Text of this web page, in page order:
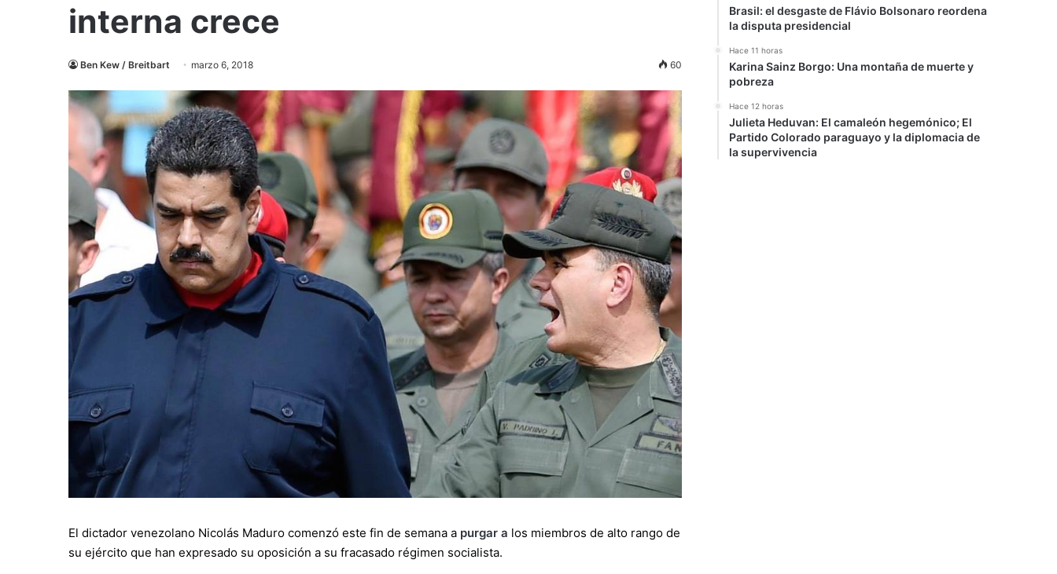
interna crece
Ben Kew / Breitbart marzo 6, 2018 60
El dictador venezolano Nicolás Maduro comenzó este fin de semana a purgar a los miembros de alto rango de
su ejército que han expresado su oposición a su fracasado régimen socialista.
Brasil: el desgaste de Flávio Bolsonaro reordena
la disputa presidencial
Hace 11 horas
Karina Sainz Borgo: Una montaña de muerte y
pobreza
Hace 12 horas
Julieta Heduvan: El camaleón hegemónico; El
Partido Colorado paraguayo y la diplomacia de
la supervivencia